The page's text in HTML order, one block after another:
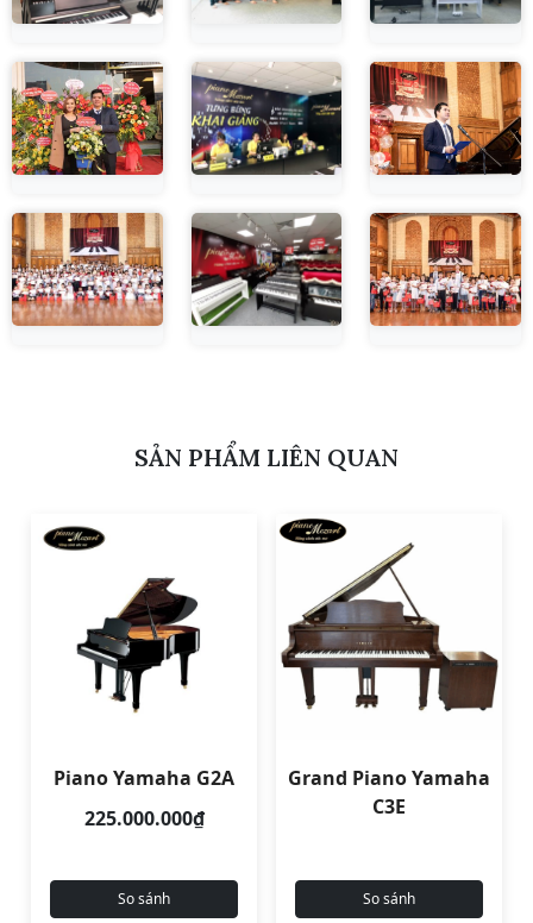
SẢN PHẨM LIÊN QUAN
Piano Yamaha G2A
225.000.000₫
So sánh
Grand Piano Yamaha
C3E
So sánh